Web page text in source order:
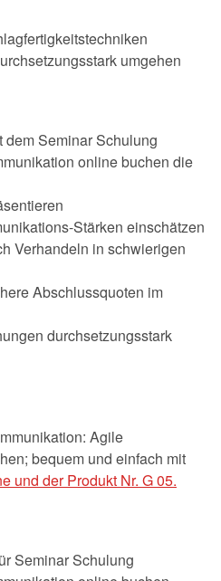
umgehen
dem Seminar Schulung
online buchen die
Stärken einschätzen
Verhandeln in schwierigen
Abschlussquoten im
durchsetzungsstark
Agile
bequem und einfach mit
und der Produkt Nr. G 05.
Seminar Schulung